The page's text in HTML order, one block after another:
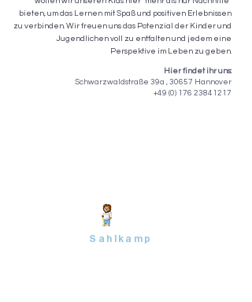
bieten, um das Lernen mit Spaß und positiven Erlebnissen
zu verbinden. Wir freuen uns das Potenzial der Kinder und
Jugendlichen voll zu entfalten und jedem eine
Perspektive im Leben zu geben.
Hier findet ihr uns:
Schwarzwaldstraße 39a , 30657 Hannover
+49 (0) 176 23841217
Sahlkamp